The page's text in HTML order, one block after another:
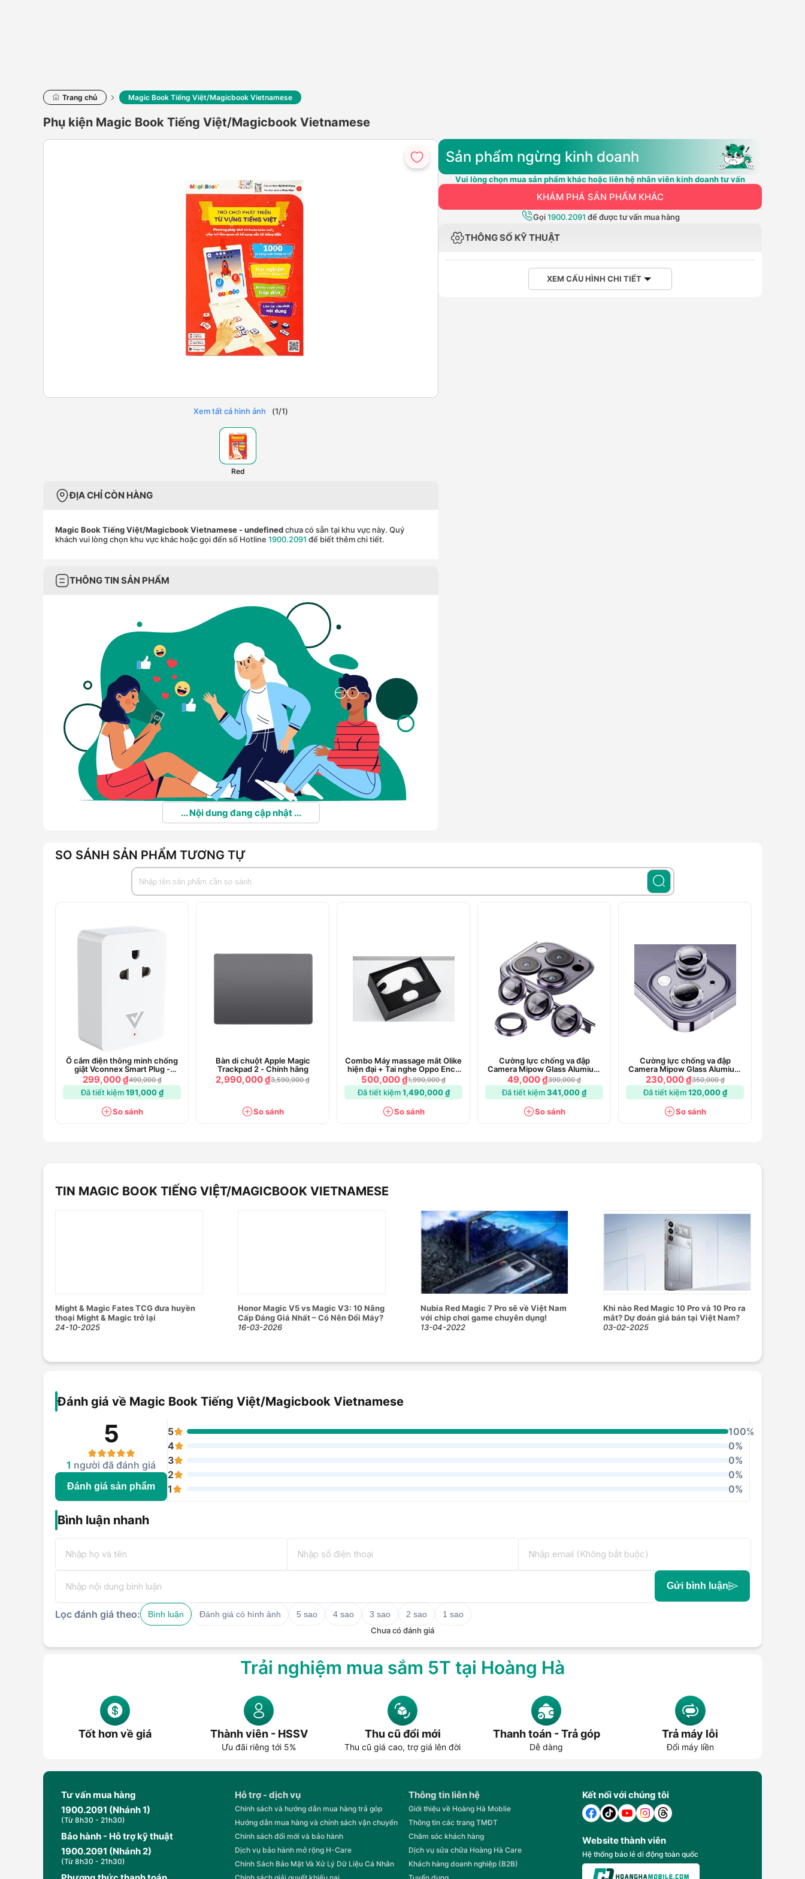
Trang chủ Magic Book Tiếng Việt/Magicbook Vietnamese
Phụ kiện Magic Book Tiếng Việt/Magicbook Vietnamese
Xem tất cả hình ảnh (1/1)
Red
ĐỊA CHỈ CÒN HÀNG
Magic Book Tiếng Việt/Magicbook Vietnamese - undefinedchưa có sẵn tại khu vực này. Quý
khách vui lòng chọn khu vực khác hoặc gọi đến số Hotline 1900.2091 để biết thêm chi tiết.
THÔNG TIN SẢN PHẨM
... Nội dung đang cập nhật ...
Sản phẩm ngừng kinh doanh
Vui lòng chọn mua sản phẩm khác hoặc liên hệ nhân viên kinh doanh tư vấn
KHÁM PHÁ SẢN PHẨM KHÁC
Gọi1900.2091 để được tư vấn mua hàng
THÔNG SỐ KỸ THUẬT
XEM CẤU HÌNH CHI TIẾT
SO SÁNH SẢN PHẨM TƯƠNG TỰ
Ổ cắm điện thông minh chống
giật Vconnex Smart Plug -
Chính hãng
299,000 ₫490,000 ₫
Đã tiết kiệm191,000 ₫
So sánh
Bàn di chuột Apple Magic
Trackpad 2 - Chính hãng
2,990,000 ₫3,590,000 ₫
So sánh
Combo Máy massage mắt Olike
hiện đại + Tai nghe Oppo Enco
Buds
500,000 ₫1,990,000 ₫
Đã tiết kiệm1,490,000 ₫
So sánh
Cường lực chống va đập
Camera Mipow Glass Alumium
for iPhone14 Pro/ProMax
49,000 ₫390,000 ₫
Đã tiết kiệm341,000 ₫
So sánh
Cường lực chống va đập
Camera Mipow Glass Alumium
for iPhone14/14 Plus
230,000 ₫350,000 ₫
Đã tiết kiệm120,000 ₫
So sánh
TIN MAGIC BOOK TIẾNG VIỆT/MAGICBOOK VIETNAMESE
Might & Magic Fates TCG đưa huyền
thoại Might & Magic trở lại
24-10-2025
Honor Magic V5 vs Magic V3: 10 Nâng
Cấp Đáng Giá Nhất – Có Nên Đổi Máy?
16-03-2026
Nubia Red Magic 7 Pro sẽ về Việt Nam
với chip chơi game chuyên dụng!
13-04-2022
Khi nào Red Magic 10 Pro và 10 Pro ra
mắt? Dự đoán giá bán tại Việt Nam?
03-02-2025
Đánh giá về Magic Book Tiếng Việt/Magicbook Vietnamese
5
1 người đã đánh giá
Đánh giá sản phẩm
5
100%
4
0%
3
0%
2
0%
1
0%
Bình luận nhanh
Gửi bình luận
Lọc đánh giá theo: Bình luận Đánh giá có hình ảnh 5 sao 4 sao 3 sao 2 sao
1 sao
Chưa có đánh giá
Trải nghiệm mua sắm 5T tại Hoàng Hà
Tốt hơn về giá Thành viên - HSSV
Ưu đãi riêng tới 5%
Thu cũ đổi mới
Thu cũ giá cao, trợ giá lên đời
Thanh toán - Trả góp
Dễ dàng
Trả máy lỗi
Đổi máy liền
Tư vấn mua hàng
1900.2091 (Nhánh 1)
(Từ 8h30 - 21h30)
Bảo hành - Hỗ trợ kỹ thuật
1900.2091 (Nhánh 2)
(Từ 8h30 - 21h30)
Hỗ trợ - dịch vụ
Chính sách và hướng dẫn mua hàng trả góp
Hướng dẫn mua hàng và chính sách vận chuyển
Chính sách đổi mới và bảo hành
Dịch vụ bảo hành mở rộng H-Care
Chính Sách Bảo Mật Và Xử Lý Dữ Liệu Cá Nhân
Thông tin liên hệ
Giới thiệu về Hoàng Hà Moblie
Thông tin các trang TMĐT
Chăm sóc khách hàng
Dịch vụ sửa chữa Hoàng Hà Care
Khách hàng doanh nghiệp (B2B)
Kết nối với chúng tôi
Website thành viên
Hệ thống báo lẻ di động toàn quốc